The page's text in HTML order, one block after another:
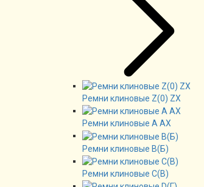
Ремни клиновые Z(0) ZX
Ремни клиновые А AX
Ремни клиновые В(Б)
Ремни клиновые C(B)